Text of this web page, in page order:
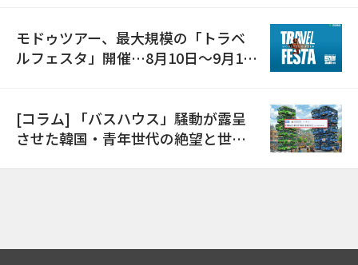
モドゥツアー、最大規模の「トラベ
ルフェスタ」開催…8月10日～9月11
[コラム] 「バスハウス」騒動が露呈
させた韓国・青年世代の絶望と世代